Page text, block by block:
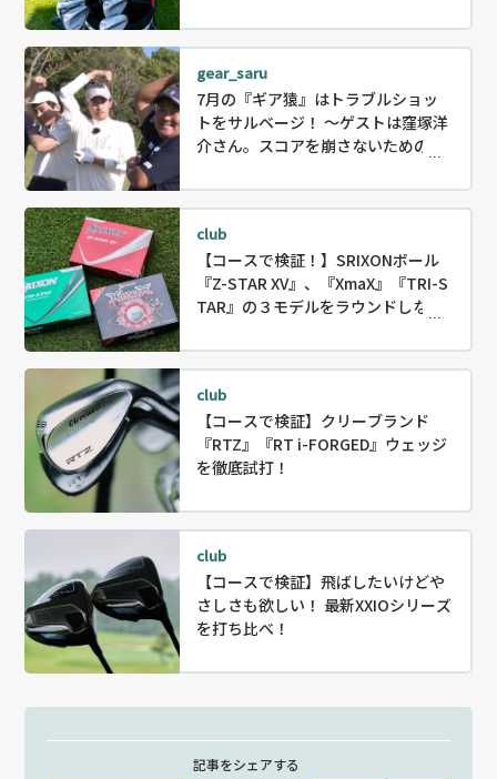
gear_saru
7月の『ギア猿』はトラブルショッ
トをサルベージ！ ～ゲストは窪塚洋
介さん。スコアを崩さないためのリ
club
【コースで検証！】SRIXONボール
『Z-STAR XV』、『XmaX』『TRI-S
TAR』の３モデルをラウンドしなが
club
【コースで検証】クリーブランド
『RTZ』『RT i-FORGED』ウェッジ
を徹底試打！
club
【コースで検証】飛ばしたいけどや
さしさも欲しい！ 最新XXIOシリーズ
を打ち比べ！
記事をシェアする